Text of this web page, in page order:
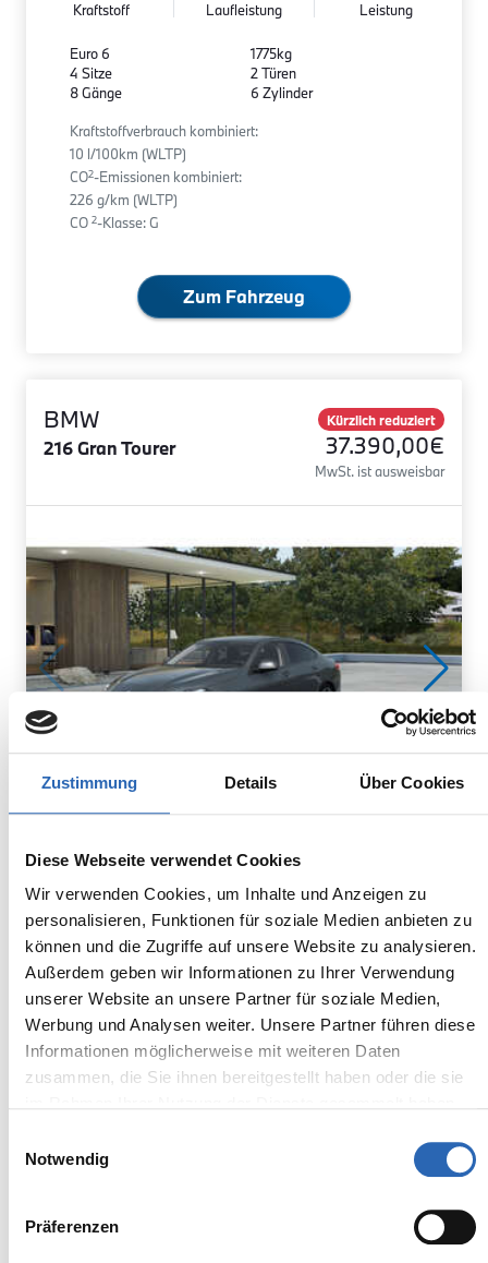
Zustimmung Details Über Cookies
Diese Webseite verwendet Cookies
Wir verwenden Cookies, um Inhalte und Anzeigen zu
personalisieren, Funktionen für soziale Medien anbieten zu
können und die Zugriffe auf unsere Website zu analysieren.
Außerdem geben wir Informationen zu Ihrer Verwendung
unserer Website an unsere Partner für soziale Medien,
Werbung und Analysen weiter. Unsere Partner führen diese
Informationen möglicherweise mit weiteren Daten
zusammen, die Sie ihnen bereitgestellt haben oder die sie
Notwendig
Präferenzen
Kraftstoff Laufleistung Leistung
Euro 6
4 Sitze
8 Gänge
1775kg
2 Türen
6 Zylinder
Kraftstoffverbrauch kombiniert:
10 l/100km (WLTP)
CO2-Emissionen kombiniert:
226 g/km (WLTP)
CO 2-Klasse: G
Zum Fahrzeug
BMW
216 Gran Tourer
Kürzlich reduziert
37.390,00€
MwSt. ist ausweisbar
Benzin 1km
Euro 6
5 Sitze
7 Gänge
1495kg
4 Türen
3 Zylinder
Kraftstoffverbrauch kombiniert:
6 l/100km (WLTP)
CO2-Emissionen kombiniert:
135 g/km (WLTP)